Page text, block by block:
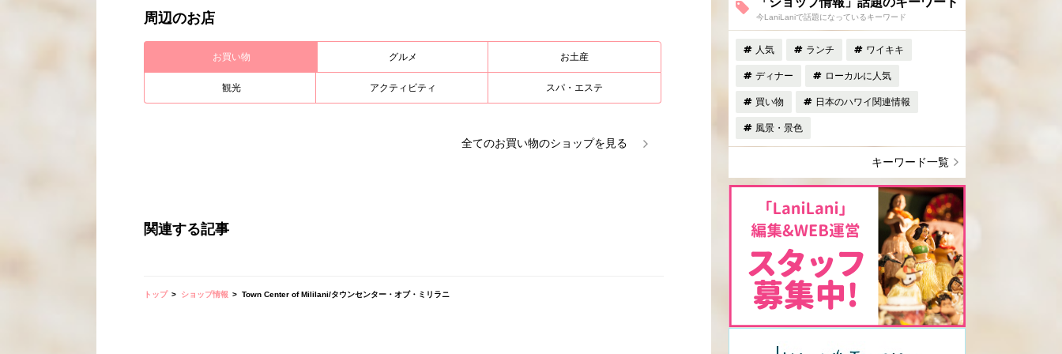
周辺のお店
お買い物 グルメ お土産
観光 アクティビティ スパ・エステ
全てのお買い物のショップを見る
関連する記事
トップ ショップ情報 Town Center of Mililani/タウンセンター・オブ・ミリラニ
今LaniLaniで話題になっているキーワード
人気 ランチ ワイキキ
ディナー ローカルに人気
買い物 日本のハワイ関連情報
風景・景色
キーワード一覧